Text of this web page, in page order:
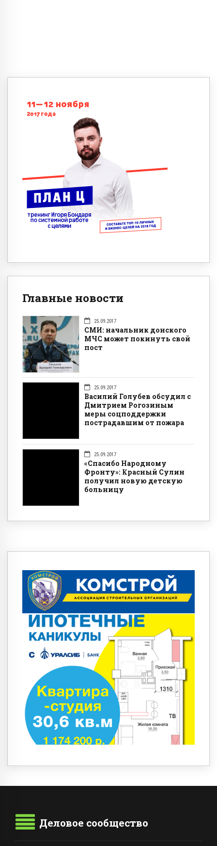
Главные новости
25.09.2017
СМИ: начальник донского
МЧС может покинуть свой
пост
25.09.2017
Василий Голубев обсудил с
Дмитрием Рогозиным
меры соцподдержки
пострадавшим от пожара
25.09.2017
«Спасибо Народному
Фронту»: Красный Сулин
получил новую детскую
больницу
Деловое сообщество